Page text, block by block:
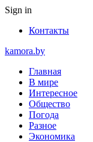
Sign in
Контакты
kamora.by
Главная
В мире
Интересное
Общество
Погода
Разное
Экономика